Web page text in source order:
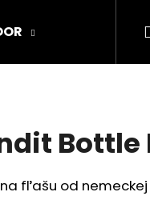
ARMY
Bottle
fľašu od